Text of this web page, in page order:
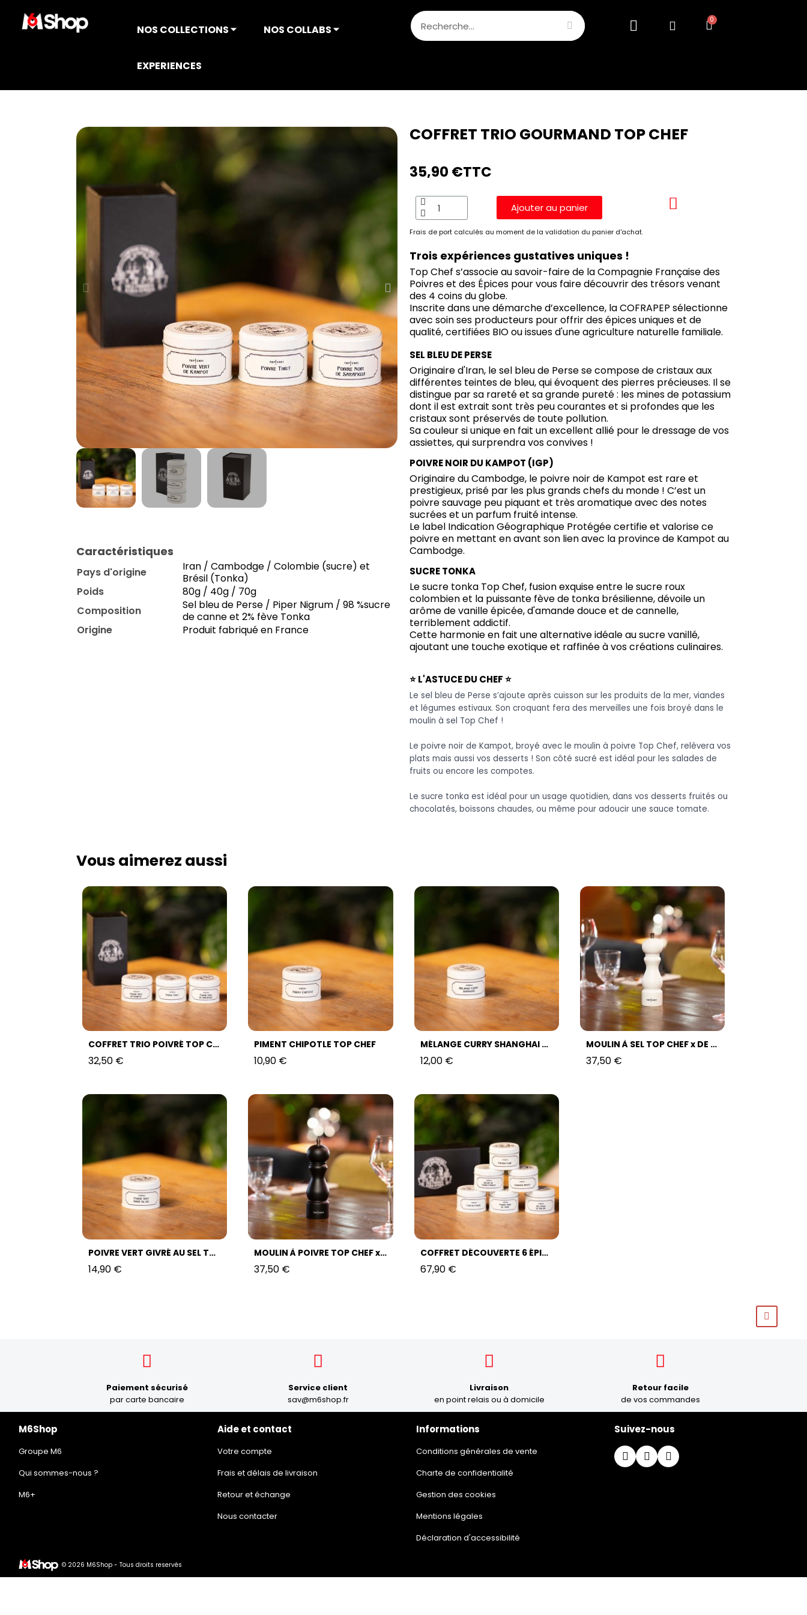
NOS COLLECTIONS ⏷ NOS COLLABS ⏷
EXPERIENCES
Caractéristiques
Pays d'origine
Iran / Cambodge / Colombie (sucre) et
Brésil (Tonka)
Poids
80g / 40g / 70g
Composition
Sel bleu de Perse / Piper Nigrum / 98 %sucre
de canne et 2% fève Tonka
Origine
Produit fabriqué en France
COFFRET TRIO GOURMAND TOP CHEF
35,90 €TTC
Ajouter au panier
Frais de port calculés au moment de la validation du panier d'achat.
Trois expériences gustatives uniques !
Top Chef s’associe au savoir-faire de la Compagnie Française des
Poivres et des Épices pour vous faire découvrir des trésors venant
des 4 coins du globe.
Inscrite dans une démarche d’excellence, la COFRAPEP sélectionne
avec soin ses producteurs pour offrir des épices uniques et de
qualité, certifiées BIO ou issues d'une agriculture naturelle familiale.
SEL BLEU DE PERSE
Originaire d'Iran, le sel bleu de Perse se compose de cristaux aux
différentes teintes de bleu, qui évoquent des pierres précieuses. Il se
distingue par sa rareté et sa grande pureté : les mines de potassium
dont il est extrait sont très peu courantes et si profondes que les
cristaux sont préservés de toute pollution.
Sa couleur si unique en fait un excellent allié pour le dressage de vos
assiettes, qui surprendra vos convives !
POIVRE NOIR DU KAMPOT (IGP)
Originaire du Cambodge, le poivre noir de Kampot est rare et
prestigieux, prisé par les plus grands chefs du monde ! C’est un
poivre sauvage peu piquant et très aromatique avec des notes
sucrées et un parfum fruité intense.
Le label Indication Géographique Protégée certifie et valorise ce
poivre en mettant en avant son lien avec la province de Kampot au
Cambodge.
SUCRE TONKA
Le sucre tonka Top Chef, fusion exquise entre le sucre roux
colombien et la puissante fève de tonka brésilienne, dévoile un
arôme de vanille épicée, d'amande douce et de cannelle,
terriblement addictif.
Cette harmonie en fait une alternative idéale au sucre vanillé,
ajoutant une touche exotique et raffinée à vos créations culinaires.
⭐ L'ASTUCE DU CHEF ⭐
Le sel bleu de Perse s’ajoute après cuisson sur les produits de la mer, viandes
et légumes estivaux. Son croquant fera des merveilles une fois broyé dans le
moulin à sel Top Chef !
Le poivre noir de Kampot, broyé avec le moulin à poivre Top Chef, relèvera vos
plats mais aussi vos desserts ! Son côté sucré est idéal pour les salades de
fruits ou encore les compotes.
Le sucre tonka est idéal pour un usage quotidien, dans vos desserts fruités ou
chocolatés, boissons chaudes, ou même pour adoucir une sauce tomate.
Vous aimerez aussi
COFFRET TRIO POIVRÉ TOP CHEF
32,50 €
PIMENT CHIPOTLE TOP CHEF
10,90 €
MÉLANGE CURRY SHANGHAI TOP CHEF
12,00 €
MOULIN À SEL TOP CHEF x DE BUYER
37,50 €
POIVRE VERT GIVRÉ AU SEL TOP CHEF
14,90 €
MOULIN À POIVRE TOP CHEF x DE BUYER
37,50 €
COFFRET DÉCOUVERTE 6 ÉPICES TOP CHEF
67,90 €
Paiement sécurisé
par carte bancaire
Service client
sav@m6shop.fr
Livraison
en point relais ou à domicile
Retour facile
de vos commandes
M6Shop
Groupe M6
Qui sommes-nous ?
M6+
Aide et contact
Votre compte
Frais et délais de livraison
Retour et échange
Nous contacter
Informations
Conditions générales de vente
Charte de confidentialité
Gestion des cookies
Mentions légales
Déclaration d'accessibilité
Suivez-nous
© 2026 M6Shop - Tous droits reservés